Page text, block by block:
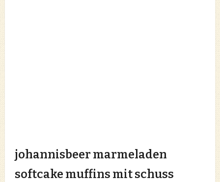
johannisbeer marmeladen
softcake muffins mit schuss